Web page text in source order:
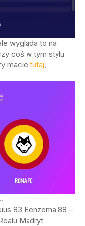
wygląda to na
coś w tym stylu
macie tutaj
83 Benzema 88 –
Madryt